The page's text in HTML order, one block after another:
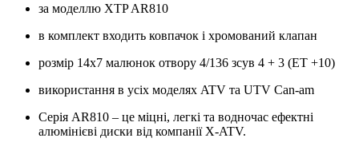
за моделлю XTP AR810
в комплект входить ковпачок і хромований клапан
розмір 14x7 малюнок отвору 4/136 зсув 4 + 3 (ET +10)
використання в усіх моделях ATV та UTV Can-am
Серія AR810 – це міцні, легкі та водночас ефектні
алюмінієві диски від компанії X-ATV.